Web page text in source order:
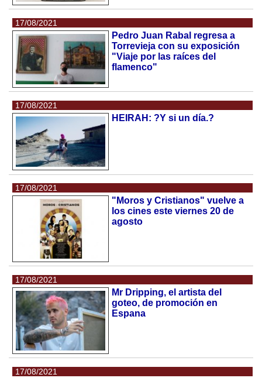
17/08/2021
Pedro Juan Rabal regresa a
Torrevieja con su exposición
"Viaje por las raíces del
flamenco"
17/08/2021
HEIRAH: ?Y si un día.?
17/08/2021
"Moros y Cristianos" vuelve a
los cines este viernes 20 de
agosto
17/08/2021
Mr Dripping, el artista del
goteo, de promoción en
Espana
17/08/2021